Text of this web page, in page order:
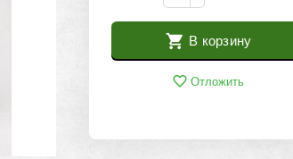
В корзину
Отложить